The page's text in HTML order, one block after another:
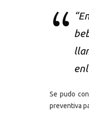
Se pudo
preventiva